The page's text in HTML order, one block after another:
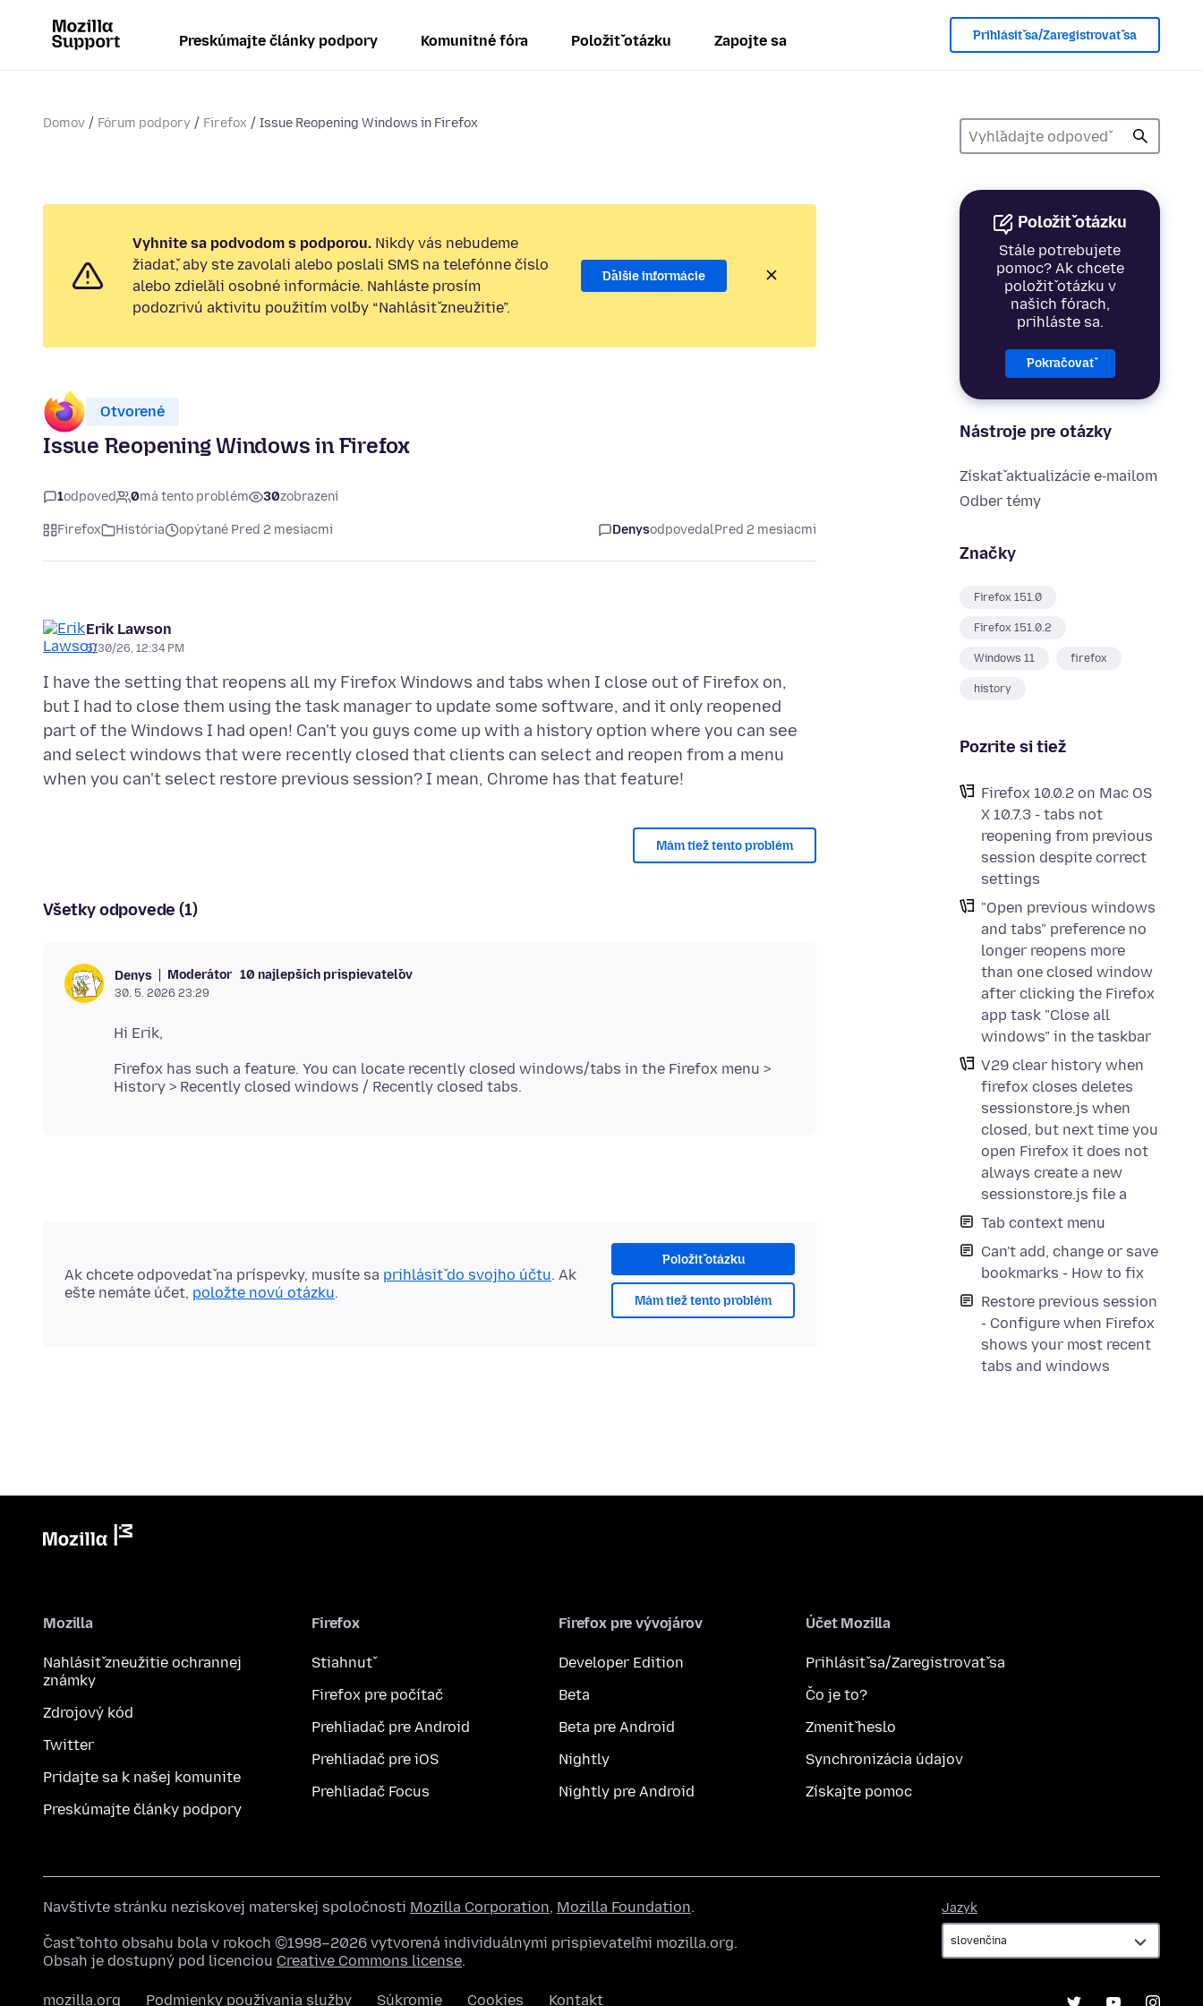
Preskúmajte články podpory Komunitné fóra Položiť otázku Zapojte sa Prihlásiť sa/Zaregistrovať sa
Domov Fórum podpory Firefox Issue Reopening Windows in Firefox
Položiť otázku
Stále potrebujete
pomoc? Ak chcete
položiť otázku v
našich fórach,
prihláste sa.
Pokračovať
Nástroje pre otázky
Získať aktualizácie e‑mailom
Odber témy
Značky
Firefox 151.0
Firefox 151.0.2
Windows 11 firefox
history
Pozrite si tiež
Firefox 10.0.2 on Mac OS
X 10.7.3 - tabs not
reopening from previous
session despite correct
settings
"Open previous windows
and tabs" preference no
longer reopens more
than one closed window
after clicking the Firefox
app task "Close all
windows" in the taskbar
V29 clear history when
firefox closes deletes
sessionstore.js when
closed, but next time you
open Firefox it does not
always create a new
sessionstore.js file a
Tab context menu
Can't add, change or save
bookmarks - How to fix
Restore previous session
- Configure when Firefox
shows your most recent
tabs and windows
Vyhnite sa podvodom s podporou. Nikdy vás nebudeme
žiadať, aby ste zavolali alebo poslali SMS na telefónne číslo
alebo zdieľali osobné informácie. Nahláste prosím
podozrivú aktivitu použitím voľby “Nahlásiť zneužitie”.
Ďalšie informácie
Otvorené
Issue Reopening Windows in Firefox
1odpoveď 0má tento problém 30zobrazení
Firefox História opýtané Pred 2 mesiacmi DenysodpovedalPred 2 mesiacmi
Erik Lawson
5/30/26, 12:34 PM
I have the setting that reopens all my Firefox Windows and tabs when I close out of Firefox on,
but I had to close them using the task manager to update some software, and it only reopened
part of the Windows I had open! Can't you guys come up with a history option where you can see
and select windows that were recently closed that clients can select and reopen from a menu
Mám tiež tento problém
Všetky odpovede (1)
Denys Moderátor 10 najlepších prispievateľov
30. 5. 2026 23:29
Firefox has such a feature. You can locate recently closed windows/tabs in the Firefox menu >
Položiť otázku
Mám tiež tento problém
Ak chcete odpovedať na príspevky, musíte sa prihlásiť do svojho účtu. Ak
ešte nemáte účet, položte novú otázku.
Mozilla
Nahlásiť zneužitie ochrannej
známky
Zdrojový kód
Twitter
Pridajte sa k našej komunite
Preskúmajte články podpory
Firefox
Stiahnuť
Firefox pre počítač
Prehliadač pre Android
Prehliadač pre iOS
Prehliadač Focus
Firefox pre vývojárov
Developer Edition
Beta
Beta pre Android
Nightly
Nightly pre Android
Účet Mozilla
Prihlásiť sa/Zaregistrovať sa
Čo je to?
Zmeniť heslo
Synchronizácia údajov
Získajte pomoc
Jazyk
Navštívte stránku neziskovej materskej spoločnosti Mozilla Corporation, Mozilla Foundation.
Časť tohto obsahu bola v rokoch ©1998–2026 vytvorená individuálnymi prispievateľmi mozilla.org.
Obsah je dostupný pod licenciou Creative Commons license.
mozilla.org Podmienky používania služby Súkromie Cookies Kontakt